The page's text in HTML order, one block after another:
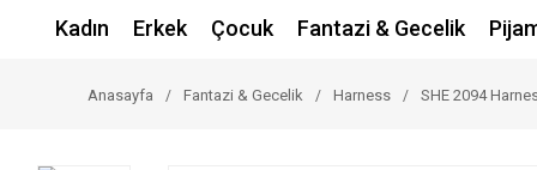
Kadın Erkek Çocuk Fantazi & Gecelik
Anasayfa Fantazi & Gecelik Harness SHE 2094